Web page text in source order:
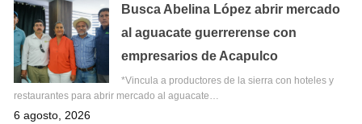
Busca Abelina López abrir mercado
al aguacate guerrerense con
empresarios de Acapulco
*Vincula a productores de la sierra con hoteles y
restaurantes para abrir mercado al aguacate…
6 agosto, 2026